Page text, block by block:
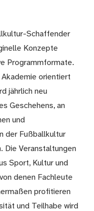
Schaffender
Konzepte
Programmformate.
orientiert
jährlich neu
Geschehens, an
und
der Fußballkultur
Die Veranstaltungen
Sport, Kultur und
denen Fachleute
profitieren
und Teilhabe wird